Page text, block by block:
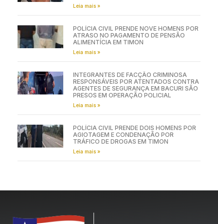
Leia mais »
POLÍCIA CIVIL PRENDE NOVE HOMENS POR
ATRASO NO PAGAMENTO DE PENSÃO
ALIMENTÍCIA EM TIMON
Leia mais »
INTEGRANTES DE FACÇÃO CRIMINOSA
RESPONSÁVEIS POR ATENTADOS CONTRA
AGENTES DE SEGURANÇA EM BACURI SÃO
PRESOS EM OPERAÇÃO POLICIAL
Leia mais »
POLÍCIA CIVIL PRENDE DOIS HOMENS POR
AGIOTAGEM E CONDENAÇÃO POR
TRÁFICO DE DROGAS EM TIMON
Leia mais »